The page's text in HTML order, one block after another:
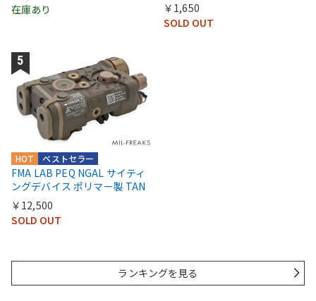
在庫あり
￥1,650
SOLD OUT
ベストセラー
HOT
FMA LAB PEQ NGAL サイティ
ングデバイス ポリマー製 TAN
￥12,500
SOLD OUT
ランキングを見る